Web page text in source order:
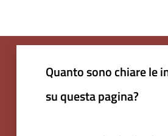
Quanto sono chiare le
su questa pagina?